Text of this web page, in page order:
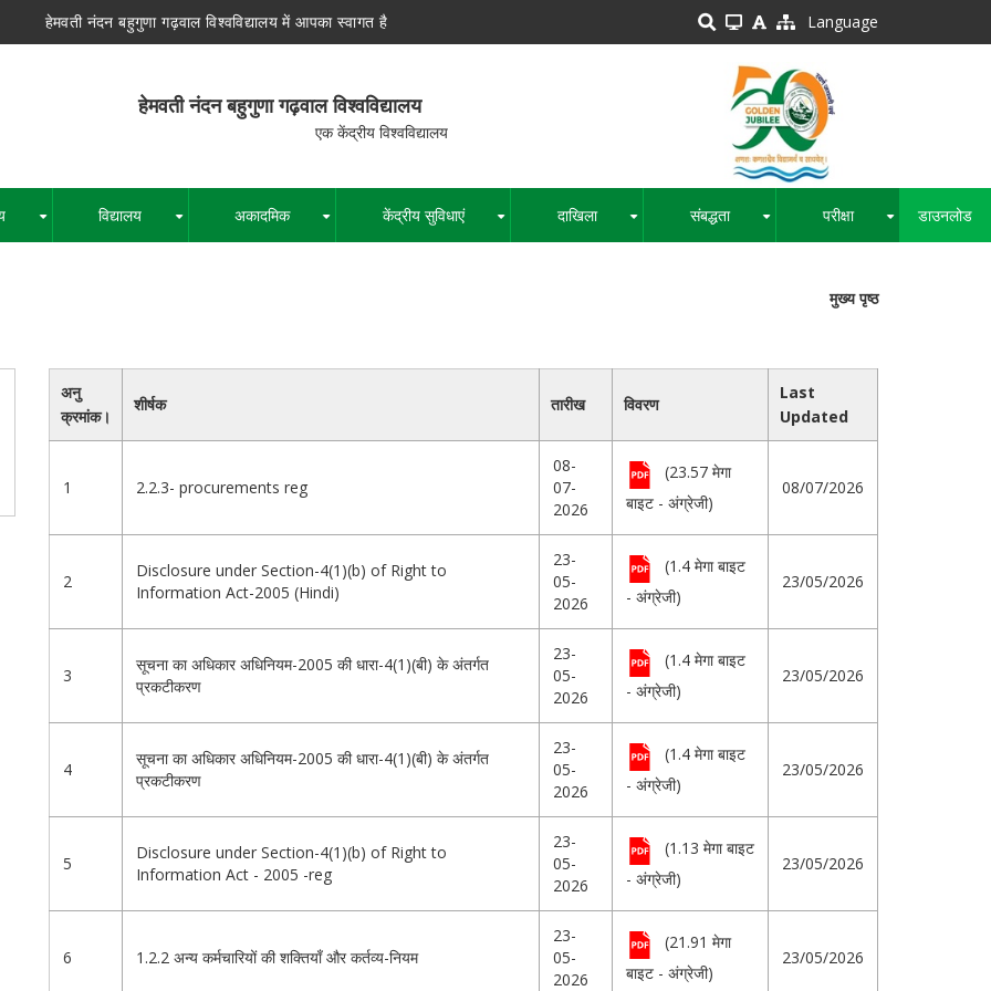
हेमवती नंदन बहुगुणा गढ़वाल विश्वविद्यालय में आपका स्वागत है Language
बहुगुणा गढ़वाल विश्वविद्यालय
विश्वविद्यालय
विद्यालय अकादमिक केंद्रीय सुविधाएं दाखिला संबद्धता परीक्षा डाउनलोड
मुख्य पृष्ठ
अनु
क्रमांक।
शीर्षक तारीख विवरण
Last
Updated
1 2.2.3- procurements reg
08-
07-
2026
(23.57 मेगा
बाइट - अंग्रेजी)
08/07/2026
2
Disclosure under Section-4(1)(b) of Right to
Information Act-2005 (Hindi)
23-
05-
2026
(1.4 मेगा बाइट
- अंग्रेजी)
23/05/2026
3
सूचना का अधिकार अधिनियम-2005 की धारा-4(1)(बी) के अंतर्गत
प्रकटीकरण
23-
05-
2026
(1.4 मेगा बाइट
- अंग्रेजी)
23/05/2026
4
सूचना का अधिकार अधिनियम-2005 की धारा-4(1)(बी) के अंतर्गत
प्रकटीकरण
23-
05-
2026
(1.4 मेगा बाइट
- अंग्रेजी)
23/05/2026
5
Disclosure under Section-4(1)(b) of Right to
Information Act - 2005 -reg
23-
05-
2026
(1.13 मेगा बाइट
- अंग्रेजी)
23/05/2026
6 1.2.2 अन्य कर्मचारियों की शक्तियाँ और कर्तव्य-नियम
23-
05-
2026
(21.91 मेगा
बाइट - अंग्रेजी)
23/05/2026